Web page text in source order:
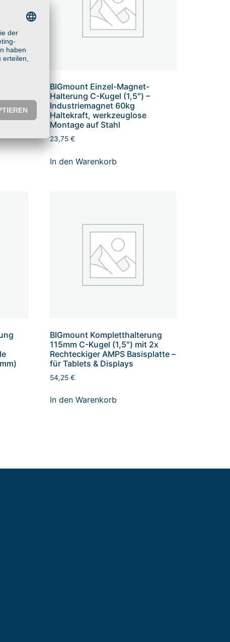
BIGmount Einzel-Magnet-
Halterung C-Kugel (1,5″) –
Industriemagnet 60kg
Haltekraft, werkzeuglose
Montage auf Stahl
23,75€
In den Warenkorb
BIGmount Kompletthalterung
115mm C-Kugel (1,5″) mit 2x
Rechteckiger AMPS Basisplatte –
für Tablets & Displays
54,25€
In den Warenkorb